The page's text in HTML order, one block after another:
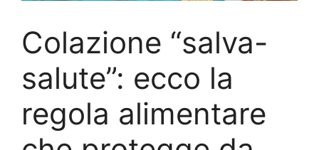
Colazione “salva-
salute”: ecco la
regola alimentare